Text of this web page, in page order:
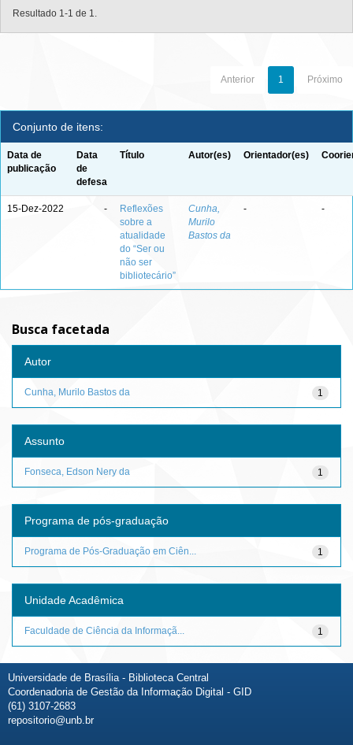
Resultado 1-1 de 1.
Anterior 1 Próximo
Conjunto de itens:
Data de
publicação
Data
de
defesa
Título Autor(es) Orientador(es)
15-Dez-2022 -
Reflexões
sobre a
atualidade
do “Ser ou
não ser
bibliotecário”
Cunha,
Murilo
Bastos da
- -
Busca facetada
Autor
1
Cunha, Murilo Bastos da
Assunto
1
Fonseca, Edson Nery da
Programa de pós-graduação
1
Programa de Pós-Graduação em Ciên...
Unidade Acadêmica
1
Faculdade de Ciência da Informaçã...
Universidade de Brasília - Biblioteca Central
Coordenadoria de Gestão da Informação Digital - GID
(61) 3107-2683
repositorio@unb.br